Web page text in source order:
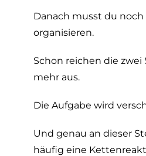
Danach musst du
organisieren.
Schon reichen die
mehr aus.
Die Aufgabe wird
Und genau an dieser
häufig eine